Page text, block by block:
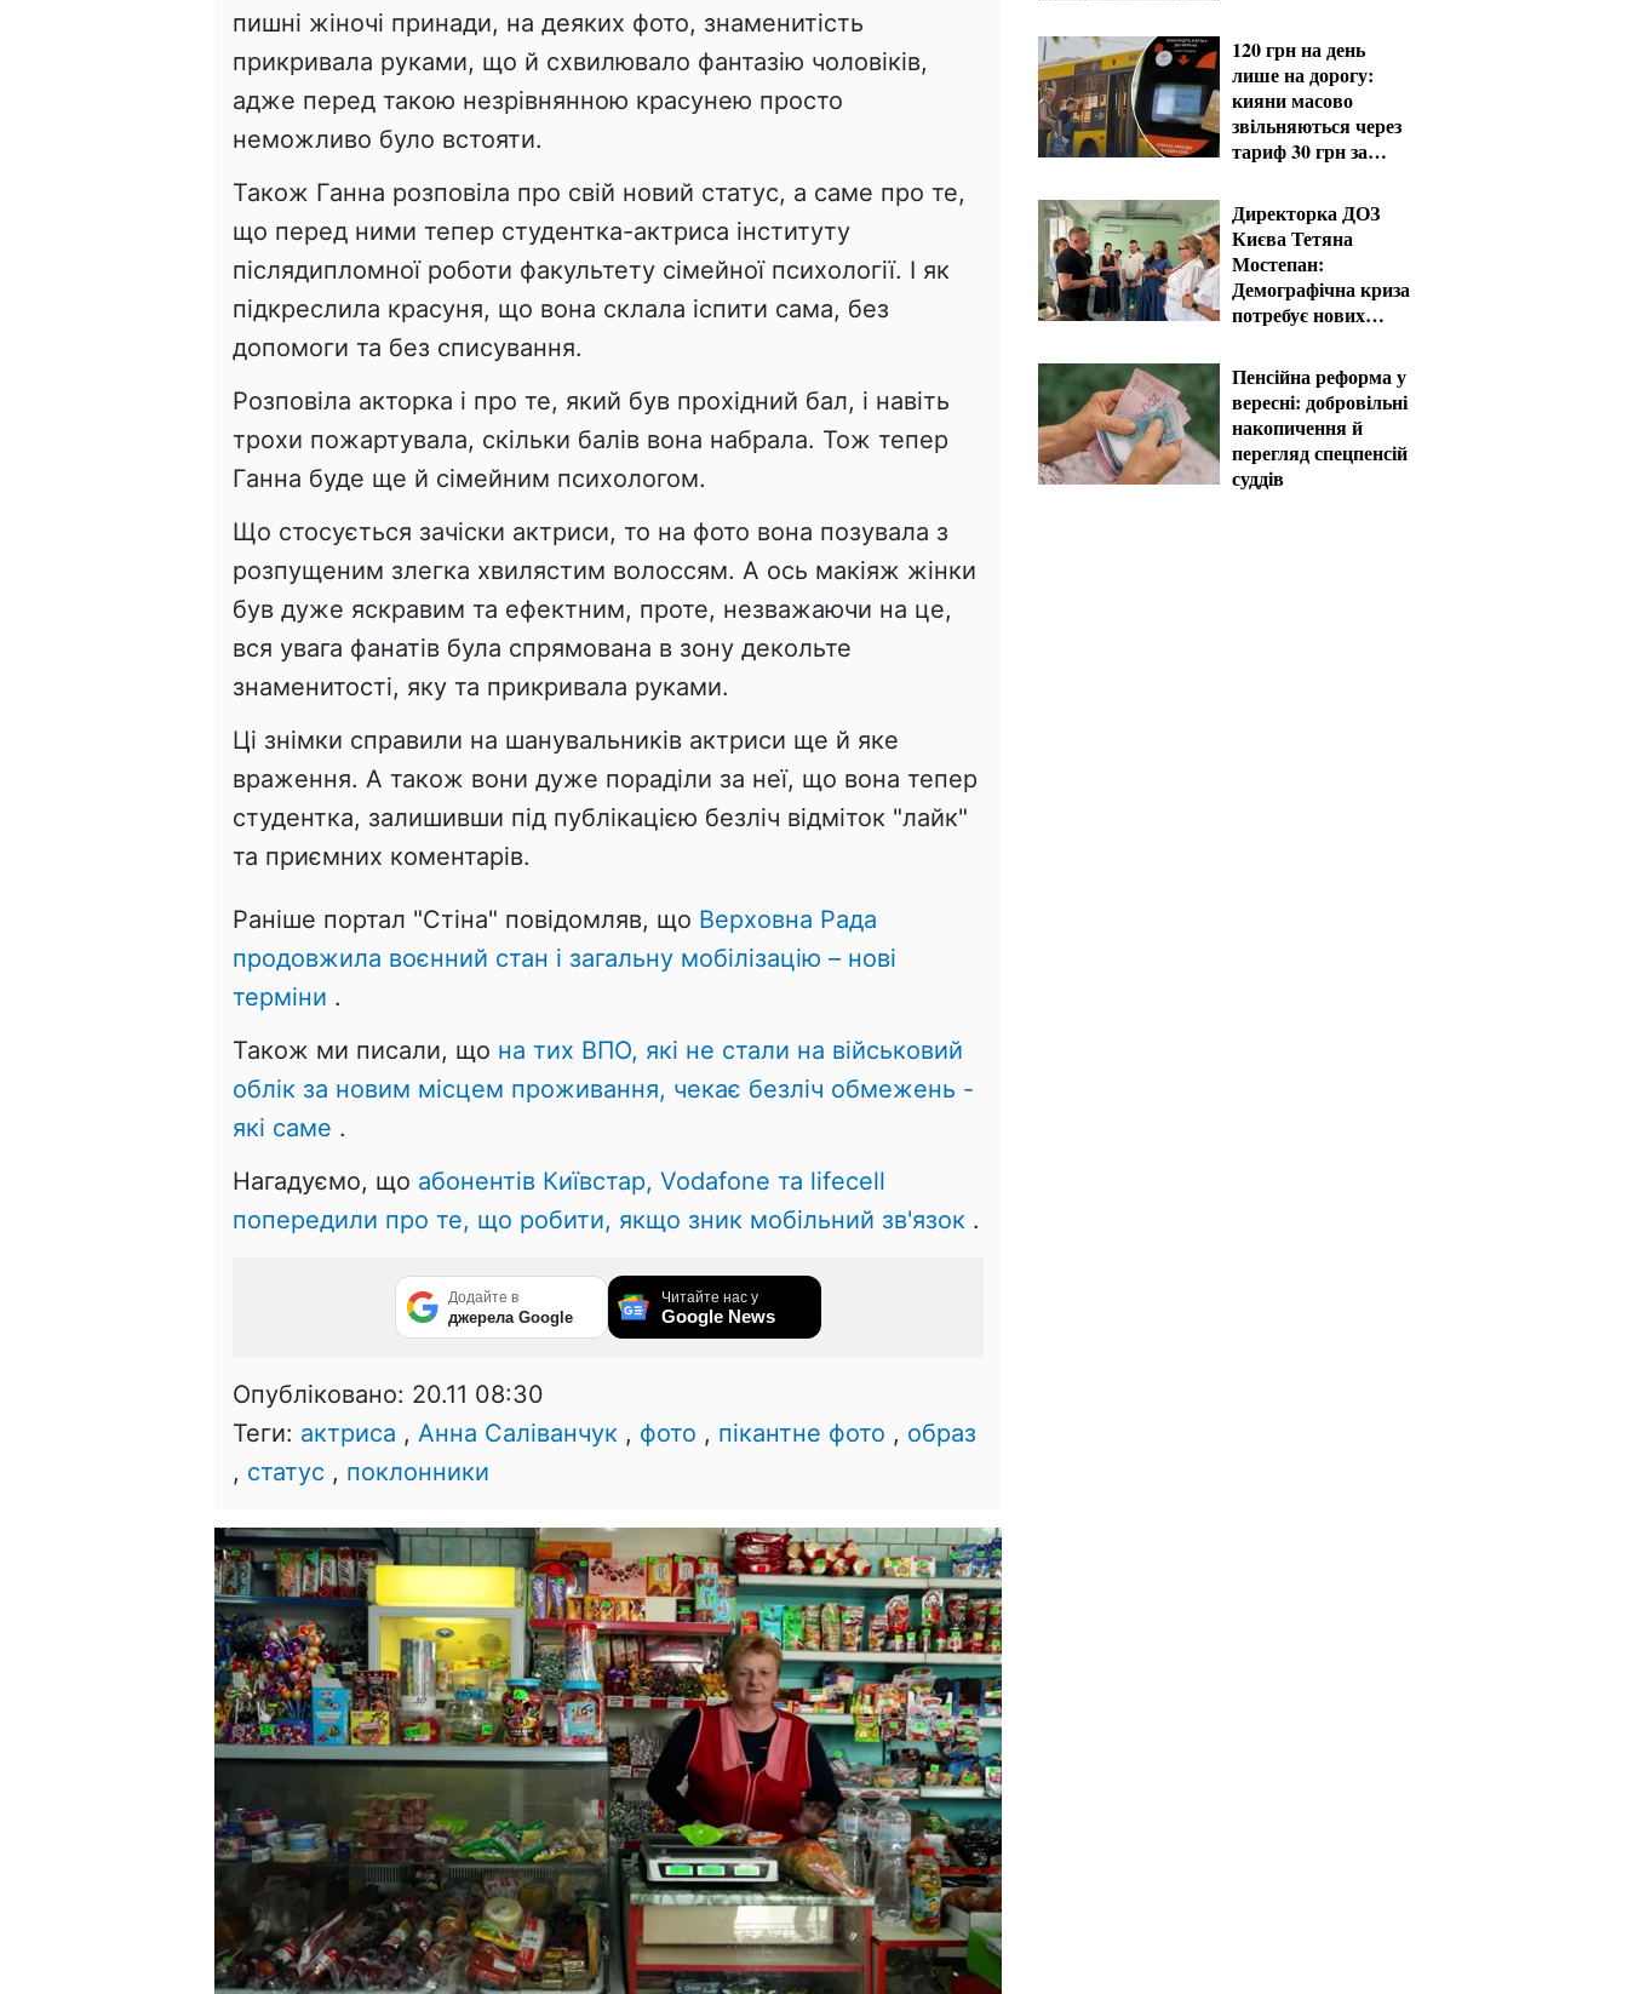
пишні жіночі принади, на деяких фото, знаменитість
прикривала руками, що й схвилювало фантазію чоловіків,
адже перед такою незрівнянною красунею просто
неможливо було встояти.
Також Ганна розповіла про свій новий статус, а саме про те,
що перед ними тепер студентка-актриса інституту
післядипломної роботи факультету сімейної психології. І як
підкреслила красуня, що вона склала іспити сама, без
допомоги та без списування.
Розповіла акторка і про те, який був прохідний бал, і навіть
трохи пожартувала, скільки балів вона набрала. Тож тепер
Ганна буде ще й сімейним психологом.
Що стосується зачіски актриси, то на фото вона позувала з
розпущеним злегка хвилястим волоссям. А ось макіяж жінки
був дуже яскравим та ефектним, проте, незважаючи на це,
вся увага фанатів була спрямована в зону декольте
знаменитості, яку та прикривала руками.
Ці знімки справили на шанувальників актриси ще й яке
враження. А також вони дуже пораділи за неї, що вона тепер
студентка, залишивши під публікацією безліч відміток "лайк"
та приємних коментарів.
Раніше портал "Стіна" повідомляв, що Верховна Рада
продовжила воєнний стан і загальну мобілізацію – нові
терміни .
Також ми писали, що на тих ВПО, які не стали на військовий
облік за новим місцем проживання, чекає безліч обмежень -
які саме .
Нагадуємо, що абонентів Київстар, Vodafone та lifecell
попередили про те, що робити, якщо зник мобільний зв'язок .
Додайте в
джерела Google
Читайте нас у
Google News
Опубліковано: 20.11 08:30
Теги: актриса , Анна Саліванчук , фото , пікантне фото , образ
, статус , поклонники
120 грн на день
лише на дорогу:
кияни масово
звільняються через
тариф 30 грн за
Директорка ДОЗ
Києва Тетяна
Мостепан:
Демографічна криза
потребує нових
Пенсійна реформа у
вересні: добровільні
накопичення й
перегляд спецпенсій
суддів